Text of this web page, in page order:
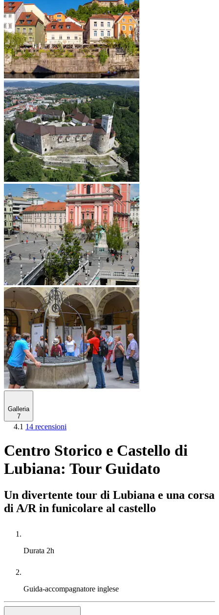
Galleria
7
4.1 14 recensioni
Centro Storico e Castello di
Lubiana: Tour Guidato
Un divertente tour di Lubiana e una corsa
di A/R in funicolare al castello
Durata 2h
Guida-accompagnatore inglese